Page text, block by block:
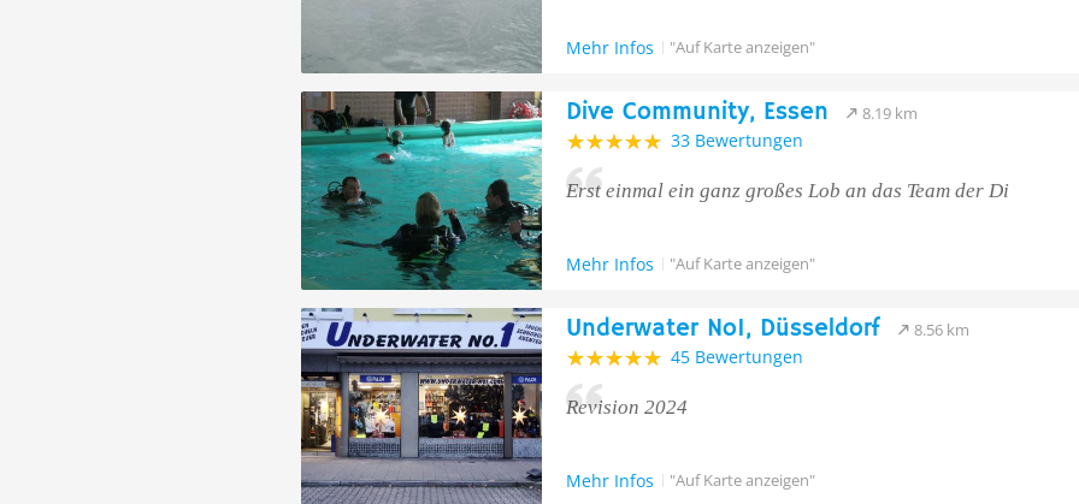
Mehr Infos "Auf Karte anzeigen"
Dive Community, Essen 8.19 km
33 Bewertungen
Erst einmal ein ganz großes Lob an das Team der Di
Mehr Infos "Auf Karte anzeigen"
Underwater No1, Düsseldorf 8.56 km
45 Bewertungen
Revision 2024
Mehr Infos "Auf Karte anzeigen"